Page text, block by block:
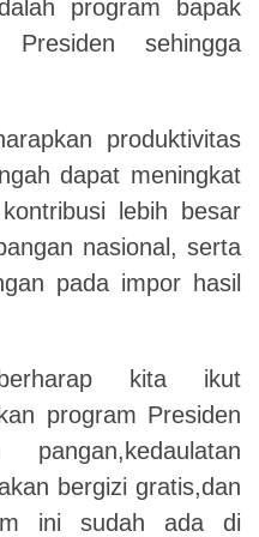
program bapak
sehingga
produktivitas
dapat meningkat
lebih besar
nasional, serta
pada impor hasil
kita ikut
program Presiden
bergizi gratis,dan
ini sudah ada di